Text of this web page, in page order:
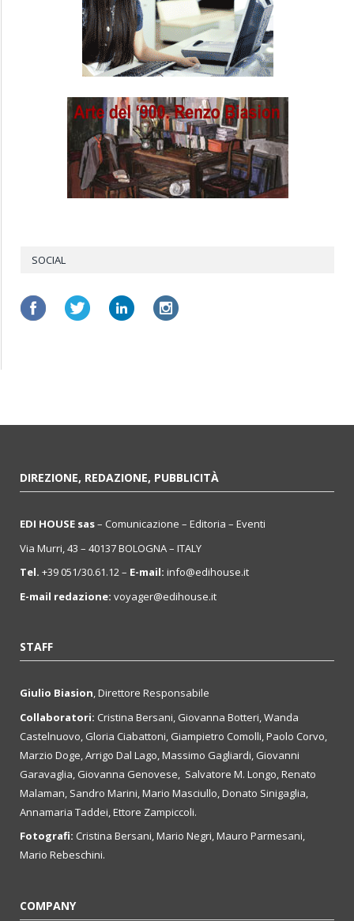
SOCIAL
DIREZIONE, REDAZIONE, PUBBLICITÀ
EDI HOUSE sas– Comunicazione – Editoria – Eventi
Via Murri, 43 – 40137 BOLOGNA – ITALY
Tel. +39 051/30.61.12 – E-mail: info@edihouse.it
E-mail redazione: voyager@edihouse.it
STAFF
Giulio Biasion, Direttore Responsabile
Collaboratori: Cristina Bersani, Giovanna Botteri, Wanda
Castelnuovo, Gloria Ciabattoni, Giampietro Comolli, Paolo Corvo,
Marzio Doge, Arrigo Dal Lago, Massimo Gagliardi, Giovanni
Garavaglia, Giovanna Genovese, Salvatore M. Longo, Renato
Malaman, Sandro Marini, Mario Masciullo, Donato Sinigaglia,
Annamaria Taddei, Ettore Zampiccoli.
Fotografi: Cristina Bersani, Mario Negri, Mauro Parmesani,
Mario Rebeschini.
COMPANY